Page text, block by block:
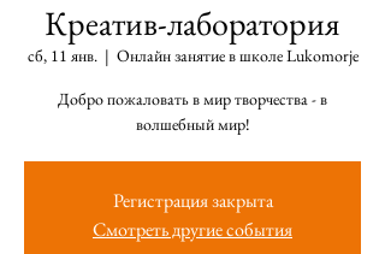
Креатив-лаборатория
сб, 11 янв.
  |
Онлайн занятие в школе Lukomorje
Добро пожаловать в мир творчества - в
волшебный мир!
Регистрация закрыта
Смотреть другие события